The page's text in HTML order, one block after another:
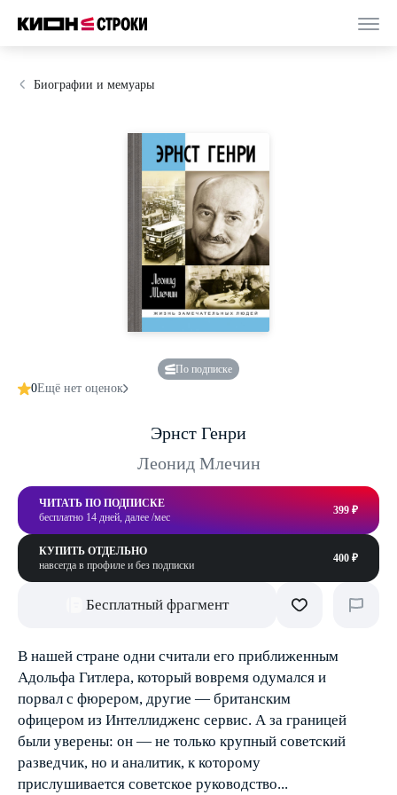
Биографии и мемуары
По подписке
0Ещё нет оценок
Эрнст Генри
Леонид Млечин
ЧИТАТЬ ПО ПОДПИСКЕ
бесплатно 14 дней, далее /мес
399 ₽
КУПИТЬ ОТДЕЛЬНО
навсегда в профиле и без подписки
400 ₽
Бесплатный фрагмент
В нашей стране одни считали его приближенным
Адольфа Гитлера, который вовремя одумался и
порвал с фюрером, другие — британским
офицером из Интеллидженс сервис. А за границей
были уверены: он — не только крупный советский
разведчик, но и аналитик, к которому
прислушивается советское руководство...